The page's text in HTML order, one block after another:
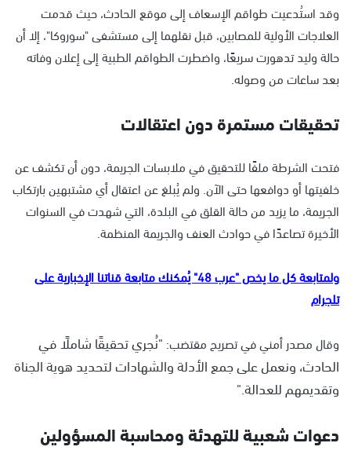
وقد استُدعيت طواقم الإسعاف إلى موقع الحادث، حيث قدمت
العلاجات الأولية للمصابين، قبل نقلهما إلى مستشفى "سوروكا"، إلا أن
حالة وليد تدهورت سريعًا، واضطرت الطواقم الطبية إلى إعلان وفاته
بعد ساعات من وصوله.
تحقيقات مستمرة دون اعتقالات
فتحت الشرطة ملفًا للتحقيق في ملابسات الجريمة، دون أن تكشف عن
خلفيتها أو دوافعها حتى الآن. ولم يُبلغ عن اعتقال أي مشتبهين بارتكاب
الجريمة، ما يزيد من حالة القلق في البلدة، التي شهدت في السنوات
الأخيرة تصاعدًا في حوادث العنف والجريمة المنظمة.
ولمتابعة كل ما يخص "عرب 48" يُمكنك متابعة قناتنا الإخبارية على
تلجرام
وقال مصدر أمني في تصريح مقتضب: "نُجري تحقيقًا شاملًا في
الحادث، ونعمل على جمع الأدلة والشهادات لتحديد هوية الجناة
وتقديمهم للعدالة."
دعوات شعبية للتهدئة ومحاسبة المسؤولين